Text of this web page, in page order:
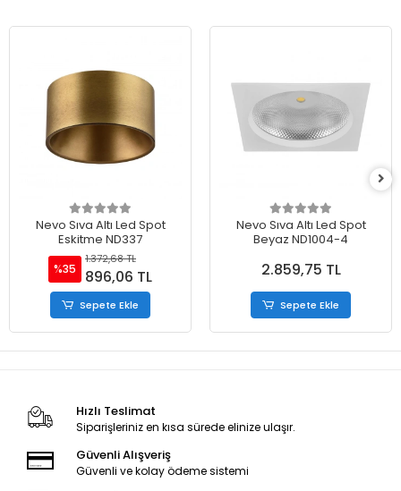
Nevo Sıva Altı Led Spot
Eskitme ND337
%35
1.372,68 TL
896,06 TL
Sepete Ekle
Nevo Sıva Altı Led Spot
Beyaz ND1004-4
2.859,75 TL
Sepete Ekle
Hızlı Teslimat
Siparişleriniz en kısa sürede elinize ulaşır.
Güvenli Alışveriş
Güvenli ve kolay ödeme sistemi